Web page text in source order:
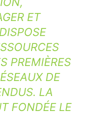
ET
PREMIÈRES
DE
LA
FONDÉE LE